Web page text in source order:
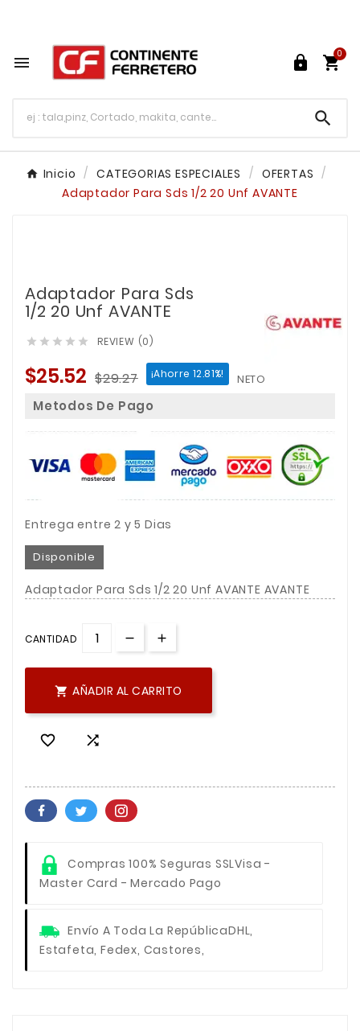
  
0

Inicio CATEGORIAS ESPECIALES
OFERTAS
Adaptador Para Sds 1/2 20 Unf AVANTE
Adaptador Para Sds
1/2 20 Unf AVANTE
     REVIEW (0)
$25.52 $29.27 ¡Ahorre 12.81%! NETO
Metodos De Pago
Entrega entre 2 y 5 Dias
Disponible
Adaptador Para Sds 1/2 20 Unf AVANTE AVANTE
CANTIDAD
 AÑADIR AL CARRITO
 
Compras 100% Seguras SSLVisa -
Master Card - Mercado Pago
Envío A Toda La RepúblicaDHL,
Estafeta, Fedex, Castores,